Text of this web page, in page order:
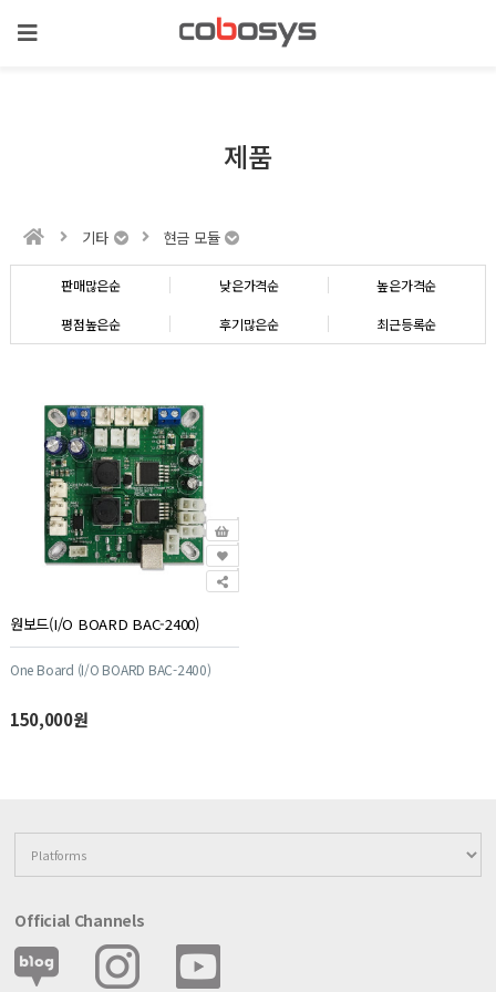
제품
기타 현금 모듈
판매많은순 낮은가격순 높은가격순
평점높은순 후기많은순 최근등록순
원보드(I/O BOARD BAC-2400)
One Board (I/O BOARD BAC-2400)
150,000원
Official Channels